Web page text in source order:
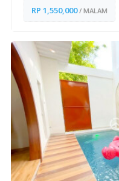
RP 1,550,000/ MALAM